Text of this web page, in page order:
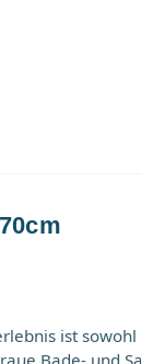
ist
Bade- und